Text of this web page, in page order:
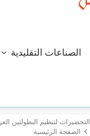
الصناعات التقليدية
التحضيرات لتنظيم البطولتين
الصفحة الرئيسية